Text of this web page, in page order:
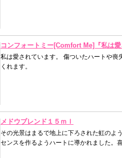
コンフォートミー[Comfort Me]『私は愛
私は愛されています。 傷ついたハートや
くれます。
メドウブレンド１５ｍｌ
その光景はまるで地上に下ろされた虹のよ
センスを作るようハートに導かれました。